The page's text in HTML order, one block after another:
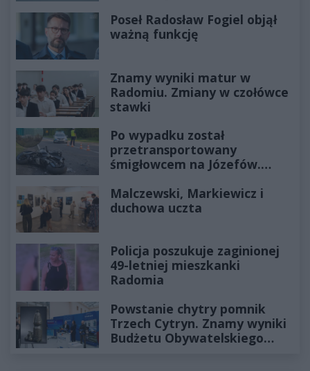
Poseł Radosław Fogiel objął
ważną funkcję
Znamy wyniki matur w
Radomiu. Zmiany w czołówce
stawki
Po wypadku został
przetransportowany
śmigłowcem na Józefów.
Malczewski, Markiewicz i
duchowa uczta
Policja poszukuje zaginionej
49-letniej mieszkanki
Radomia
Powstanie chytry pomnik
Trzech Cytryn. Znamy wyniki
Budżetu Obywatelskiego